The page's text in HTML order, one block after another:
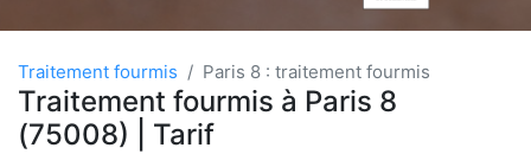
Traitement fourmis Paris 8 : traitement fourmis
Traitement fourmis à Paris 8
(75008) | Tarif